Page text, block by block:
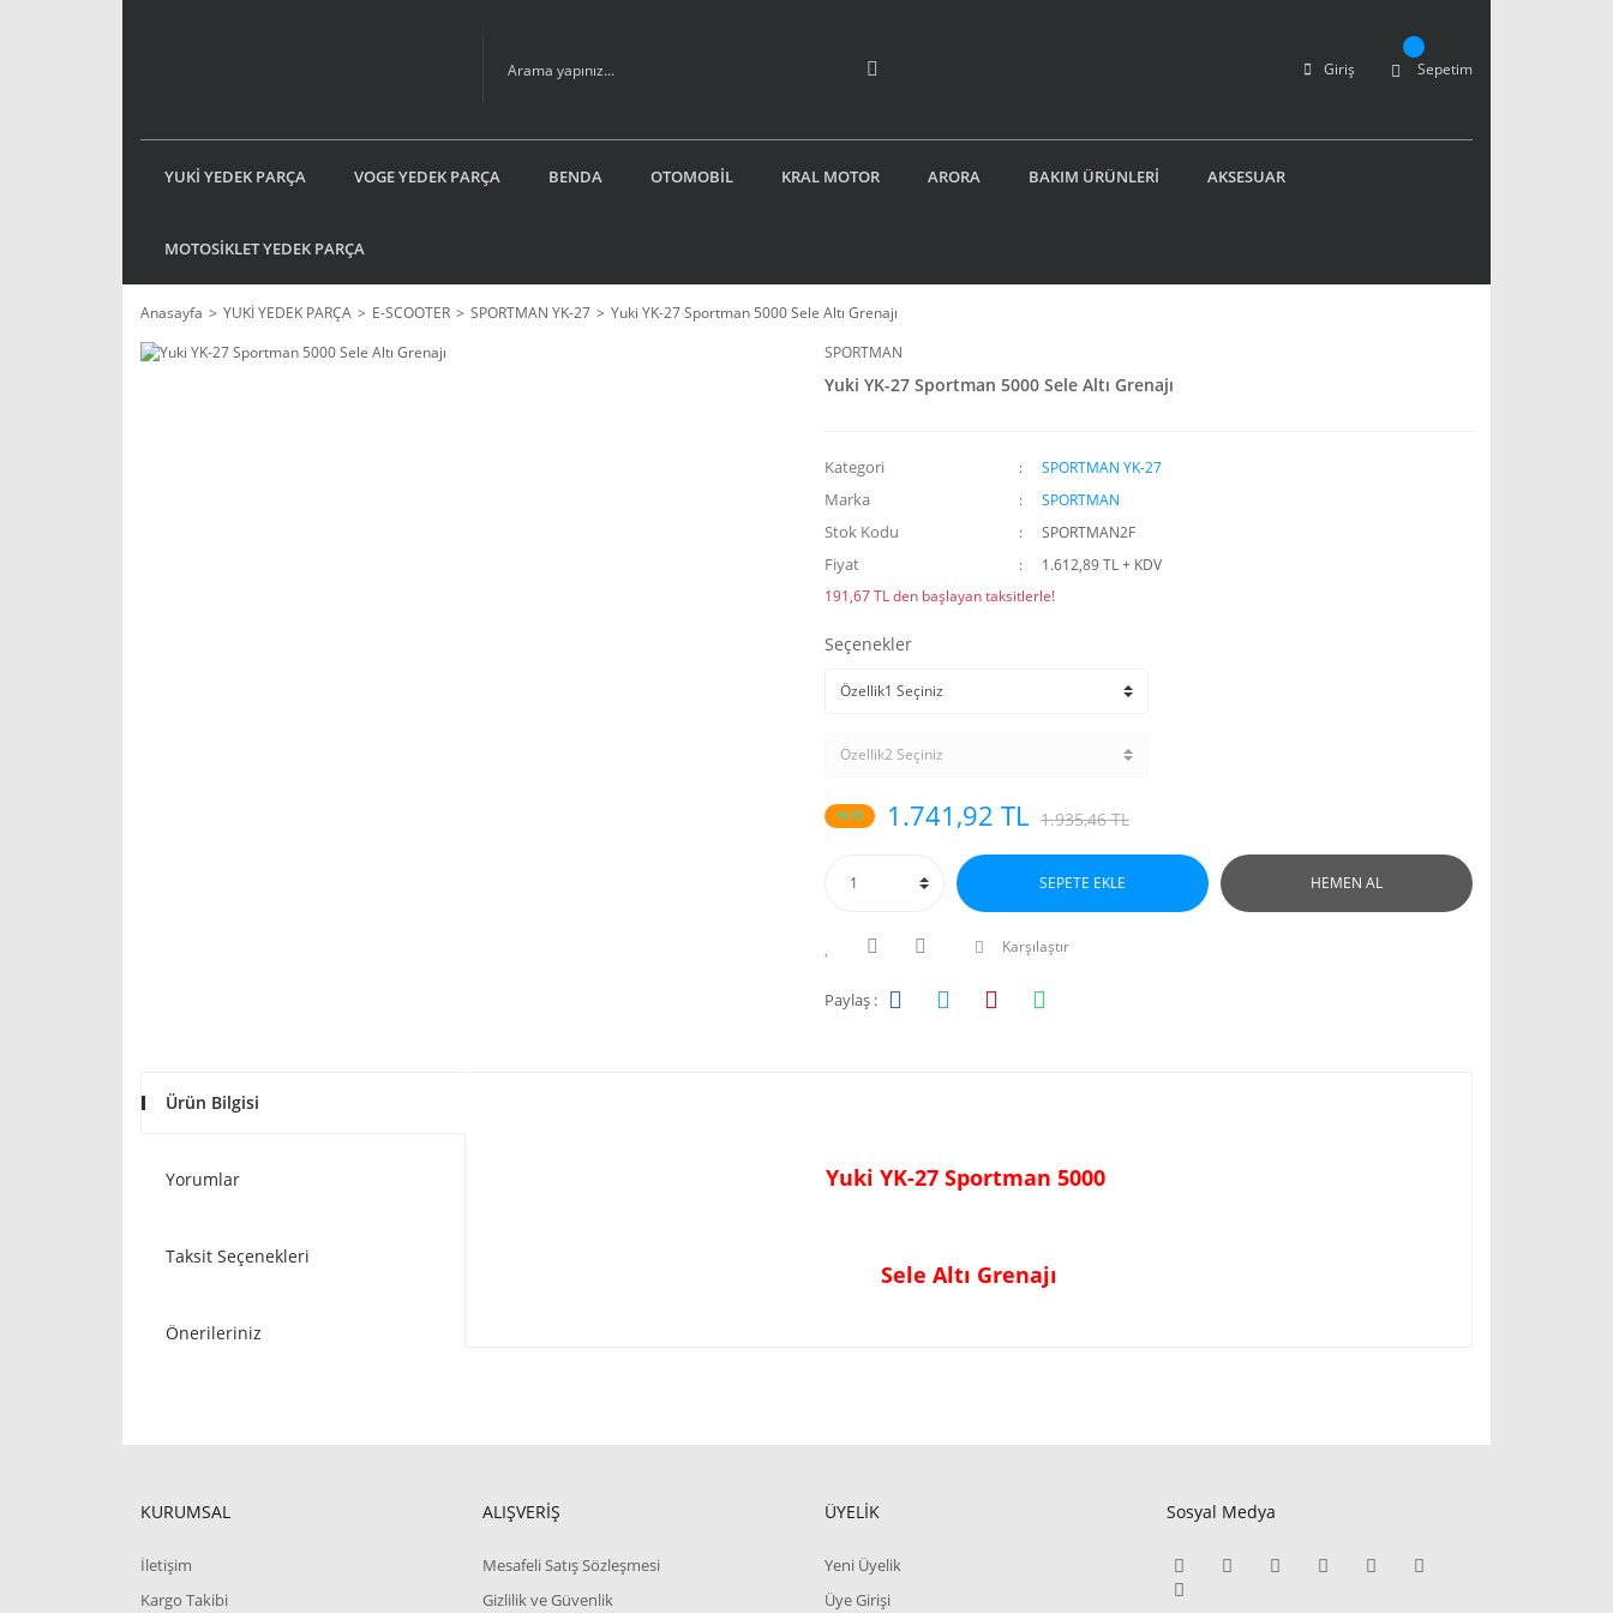
Giriş Sepetim
YUKİ YEDEK PARÇA VOGE YEDEK PARÇA BENDA OTOMOBİL KRAL MOTOR ARORA BAKIM ÜRÜNLERİ AKSESUAR
MOTOSİKLET YEDEK PARÇA
Anasayfa YUKİ YEDEK PARÇA E-SCOOTER SPORTMAN YK-27
Yuki YK-27 Sportman 5000 Sele Altı Grenajı
SPORTMAN
Yuki YK-27 Sportman 5000 Sele Altı Grenajı
Kategori SPORTMAN YK-27
Marka SPORTMAN
Stok Kodu SPORTMAN2F
Fiyat
1.612,89 TL + KDV
191,67 TL den başlayan taksitlerle!
Seçenekler
%10 1.741,92 TL 1.935,46 TL
SEPETE EKLE HEMEN AL
Karşılaştır
Paylaş :
Ürün Bilgisi
Yorumlar
Taksit Seçenekleri
Önerileriniz
Yuki YK-27 Sportman 5000
Sele Altı Grenajı
KURUMSAL
İletişim
Kargo Takibi
ALIŞVERİŞ
Mesafeli Satış Sözleşmesi
Gizlilik ve Güvenlik
ÜYELİK
Yeni Üyelik
Üye Girişi
Sosyal Medya